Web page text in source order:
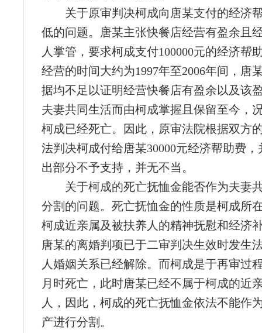
关于原审判决柯成向唐某支付的经济
低的问题。唐某主张快餐店经营有盈余且
人掌管，要求柯成支付100000元的经济帮
经营的时间大约为1997年至2006年间，唐
据均不足以证明经营快餐店有盈余以及该
夫妻共同生活而由柯成掌握且保留至今，
柯成已经死亡。因此，原审法院根据双方
法判决柯成付给唐某30000元经济帮助费
出部分不予支持，并无不当。
关于柯成的死亡抚恤金能否作为夫妻
分割的问题。死亡抚恤金的性质是柯成所
柯成近亲属及被扶养人的精神抚慰和经济
唐某的离婚判项已于二审判决生效时发生
人婚姻关系已经解除。而柯成是于再审过
月时死亡，此时唐某已经不属于柯成的近
人，因此，柯成的死亡抚恤金依法不能作
产进行分割。